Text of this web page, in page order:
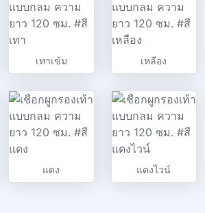
เทาเข้ม เหลือง
แดง แดงไวน์